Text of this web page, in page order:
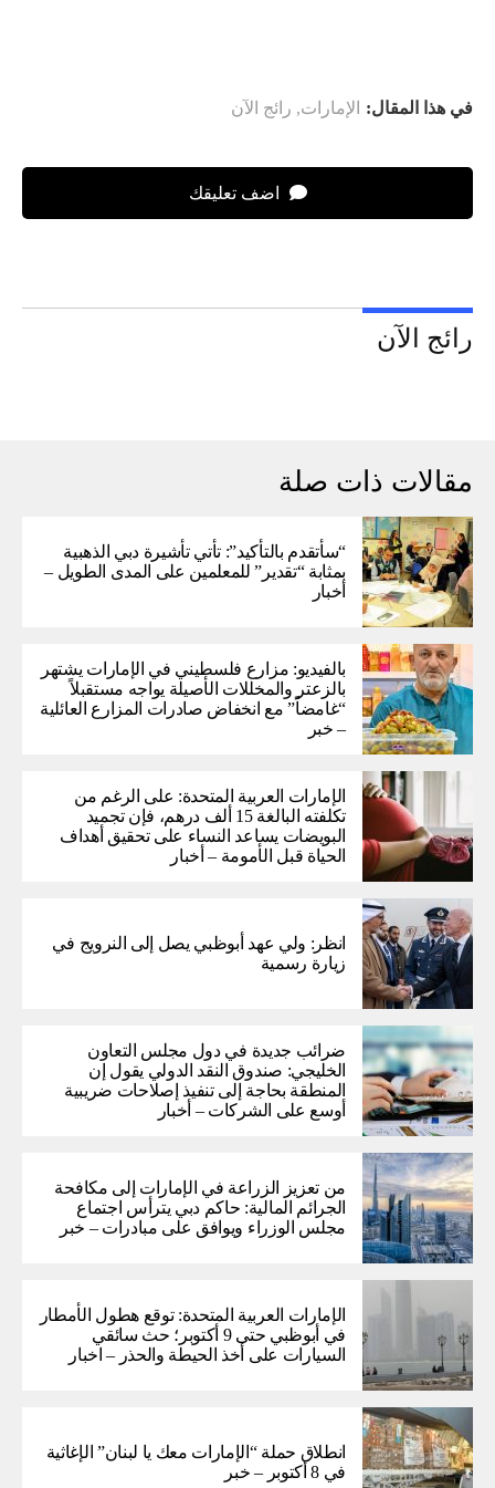
في هذا المقال: الإمارات, رائج الآن
اضف تعليقك
رائج الآن
مقالات ذات صلة
“سأتقدم بالتأكيد”: تأتي تأشيرة دبي الذهبية
بمثابة “تقدير” للمعلمين على المدى الطويل –
أخبار
بالفيديو: مزارع فلسطيني في الإمارات يشتهر
بالزعتر والمخللات الأصيلة يواجه مستقبلاً
“غامضاً” ​​مع انخفاض صادرات المزارع العائلية
– خبر
الإمارات العربية المتحدة: على الرغم من
تكلفته البالغة 15 ألف درهم، فإن تجميد
البويضات يساعد النساء على تحقيق أهداف
الحياة قبل الأمومة – أخبار
انظر: ولي عهد أبوظبي يصل إلى النرويج في
زيارة رسمية
ضرائب جديدة في دول مجلس التعاون
الخليجي: صندوق النقد الدولي يقول إن
المنطقة بحاجة إلى تنفيذ إصلاحات ضريبية
أوسع على الشركات – أخبار
من تعزيز الزراعة في الإمارات إلى مكافحة
الجرائم المالية: حاكم دبي يترأس اجتماع
مجلس الوزراء ويوافق على مبادرات – خبر
الإمارات العربية المتحدة: توقع هطول الأمطار
في أبوظبي حتى 9 أكتوبر؛ حث سائقي
السيارات على أخذ الحيطة والحذر – اخبار
انطلاق حملة “الإمارات معك يا لبنان” الإغاثية
في 8 أكتوبر – خبر